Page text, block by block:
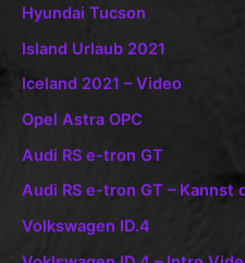
Hyundai Tucson
Island Urlaub 2021
Iceland 2021 – Video
Opel Astra OPC
Audi RS e-tron GT
Audi RS e-tron GT – Kannst
Volkswagen ID.4